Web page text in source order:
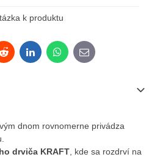
k produktu
RedditLinkedInWhatsApp
E-mail
dnom rovnomerne privádza
drviča KRAFT , kde sa rozdrví na